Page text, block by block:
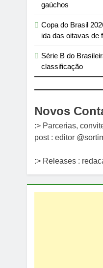
gaúchos
Copa do Brasil
ida das oitavas de
Série B do
classificação
Novos
:> Parcerias,
post : editor
:> Releases :